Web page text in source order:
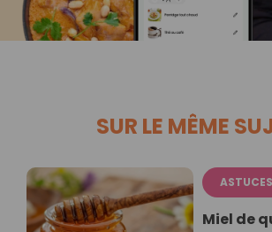
SUR LE MÊME
Miel de